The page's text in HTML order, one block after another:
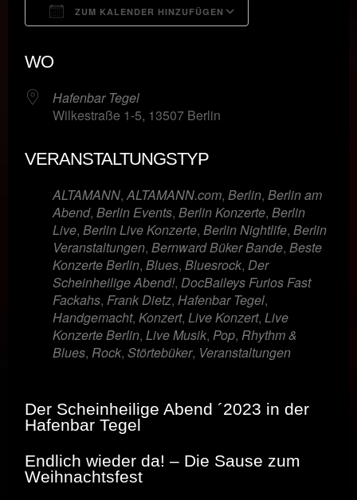
ZUM KALENDER HINZUFÜGEN
WO
Hafenbar Tegel
Wilkestraße 1-5, 13507 Berlin
VERANSTALTUNGSTYP
ALTAMANN,ALTAMANN.com, Berlin, Berlin am
Abend, Berlin Events, Berlin Konzerte, Berlin
Live, Berlin Live Konzerte, Berlin Nightlife, Berlin
Veranstaltungen, Bernward Büker Bande, Beste
Konzerte Berlin, Blues, Bluesrock, Der
Scheinheilige Abend!, DocBaileys Furios Fast
Fackahs, Frank Dietz, Hafenbar Tegel,
Handgemacht, Konzert, Live Konzert, Live
Konzerte Berlin, Live Musik, Pop, Rhythm &
Blues, Rock, Störtebüker, Veranstaltungen
Der Scheinheilige Abend ´2023 in der
Hafenbar Tegel
Endlich wieder da! – Die Sause zum
Weihnachtsfest